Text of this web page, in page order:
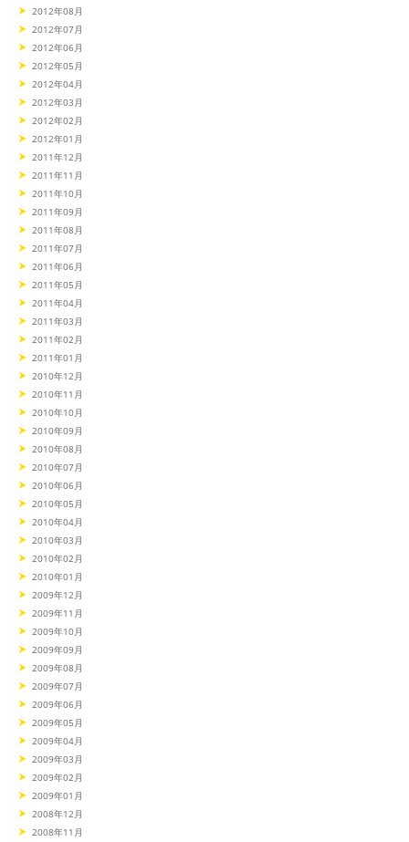
2012年08月
2012年07月
2012年06月
2012年05月
2012年04月
2012年03月
2012年02月
2012年01月
2011年12月
2011年11月
2011年10月
2011年09月
2011年08月
2011年07月
2011年06月
2011年05月
2011年04月
2011年03月
2011年02月
2011年01月
2010年12月
2010年11月
2010年10月
2010年09月
2010年08月
2010年07月
2010年06月
2010年05月
2010年04月
2010年03月
2010年02月
2010年01月
2009年12月
2009年11月
2009年10月
2009年09月
2009年08月
2009年07月
2009年06月
2009年05月
2009年04月
2009年03月
2009年02月
2009年01月
2008年12月
2008年11月